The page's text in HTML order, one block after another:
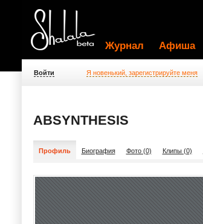
Журнал Афиша
Войти Я новенький, зарегистрируйте меня
ABSYNTHESIS
Профиль Биография Фото (0) Клипы (0)